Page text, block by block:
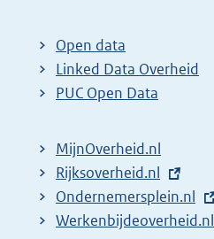
t
e
r
l
i
n
k
Open data
Linked Data Overheid
PUC Open Data
MijnOverheid.nl
E
x
t
Rijksoverheid.nl
E
x
Ondernemersplein.nl
E
Werkenbijdeoverheid.nl